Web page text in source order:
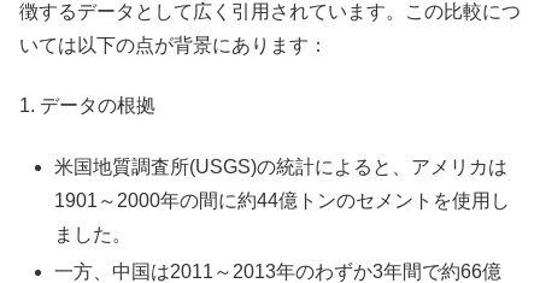
徴するデータとして広く引用されています。この比較につ
いては以下の点が背景にあります：
1. データの根拠
米国地質調査所(USGS)の統計によると、アメリカは
1901～2000年の間に約44億トンのセメントを使用し
ました。
一方、中国は2011～2013年のわずか3年間で約66億